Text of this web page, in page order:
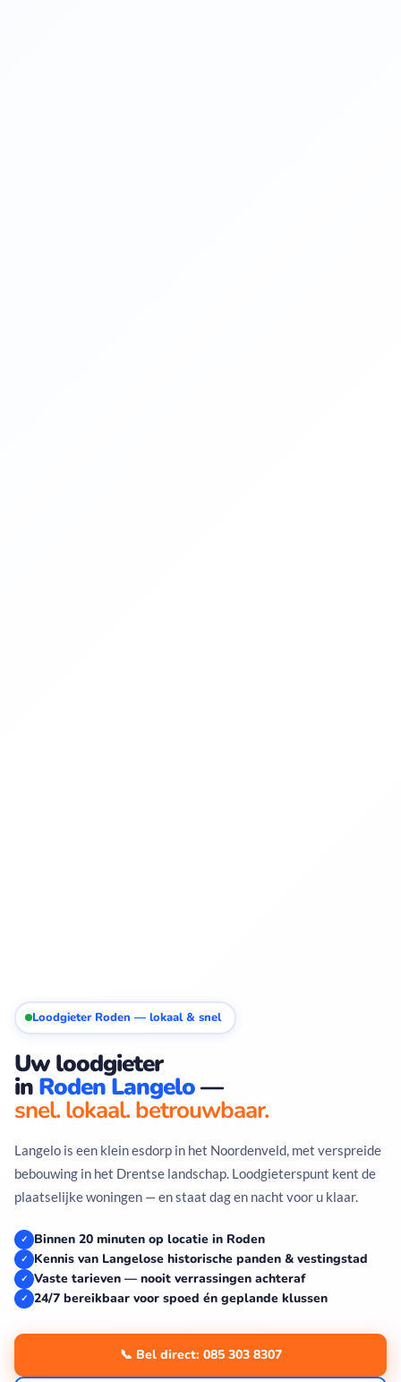
Loodgieter Roden — lokaal & snel
Uw loodgieter
in Roden Langelo—
snel. lokaal. betrouwbaar.
Langelo is een klein esdorp in het Noordenveld, met verspreide
bebouwing in het Drentse landschap. Loodgieterspunt kent de
plaatselijke woningen — en staat dag en nacht voor u klaar.
✓ Binnen 20 minuten op locatie in Roden
✓ Kennis van Langelose historische panden & vestingstad
✓ Vaste tarieven — nooit verrassingen achteraf
✓ 24/7 bereikbaar voor spoed én geplande klussen
📞 Bel direct: 085 303 8307